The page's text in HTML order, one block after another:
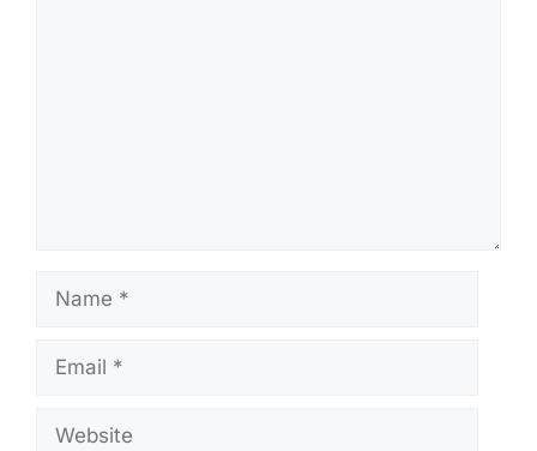
Name
Email
Website